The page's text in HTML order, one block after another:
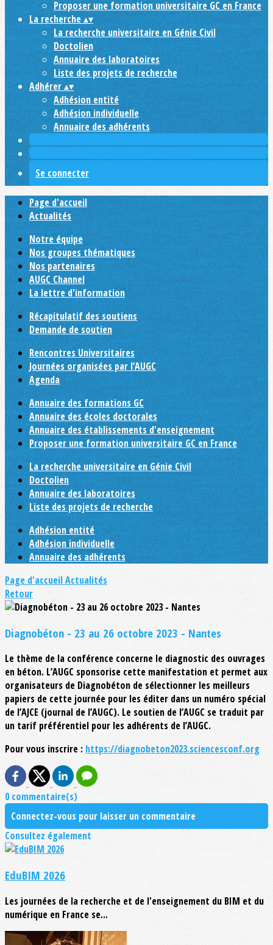
Proposer une formation universitaire GC en France
La recherche▴▾
La recherche universitaire en Génie Civil
Doctolien
Annuaire des laboratoires
Liste des projets de recherche
Adhérer▴▾
Adhésion entité
Adhésion individuelle
Annuaire des adhérents
Se connecter
Page d'accueil
Actualités
Notre équipe
Nos groupes thématiques
Nos partenaires
AUGC Channel
La lettre d'information
Récapitulatif des soutiens
Demande de soutien
Rencontres Universitaires
Journées organisées par l’AUGC
Agenda
Annuaire des formations GC
Annuaire des écoles doctorales
Annuaire des établissements d'enseignement
Proposer une formation universitaire GC en France
La recherche universitaire en Génie Civil
Doctolien
Annuaire des laboratoires
Liste des projets de recherche
Adhésion entité
Adhésion individuelle
Annuaire des adhérents
Page d'accueilActualités
Retour
Diagnobéton - 23 au 26 octobre 2023 - Nantes
Le thème de la conférence concerne le diagnostic des ouvrages
en béton. L’AUGC sponsorise cette manifestation et permet aux
organisateurs de Diagnobéton de sélectionner les meilleurs
papiers de cette journée pour les éditer dans un numéro spécial
de l’AJCE (journal de l’AUGC). Le soutien de l’AUGC se traduit par
un tarif préférentiel pour les adhérents de l’AUGC.
Pour vous inscrire : https://diagnobeton2023.sciencesconf.org
0 commentaire(s)
Connectez-vous pour laisser un commentaire
Consultez également
EduBIM 2026
Les journées de la recherche et de l'enseignement du BIM et du
numérique en France se...